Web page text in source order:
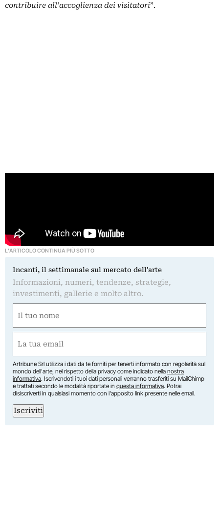
contribuire all’accoglienza dei visitatori”.
L'ARTICOLO CONTINUA PIÙ SOTTO
Incanti, il settimanale sul mercato dell'arte
Informazioni, numeri, tendenze, strategie,
investimenti, gallerie e molto altro.
(Obbligatorio)
Nome
(Obbligatorio)
Artribune Srl utilizza i dati da te forniti per tenerti informato con regolarità sul
mondo dell'arte, nel rispetto della privacy come indicato nella nostra
informativa. Iscrivendoti i tuoi dati personali verranno trasferiti su MailChimp
e trattati secondo le modalità riportate in questa informativa. Potrai
disiscriverti in qualsiasi momento con l'apposito link presente nelle email.
Iscriviti